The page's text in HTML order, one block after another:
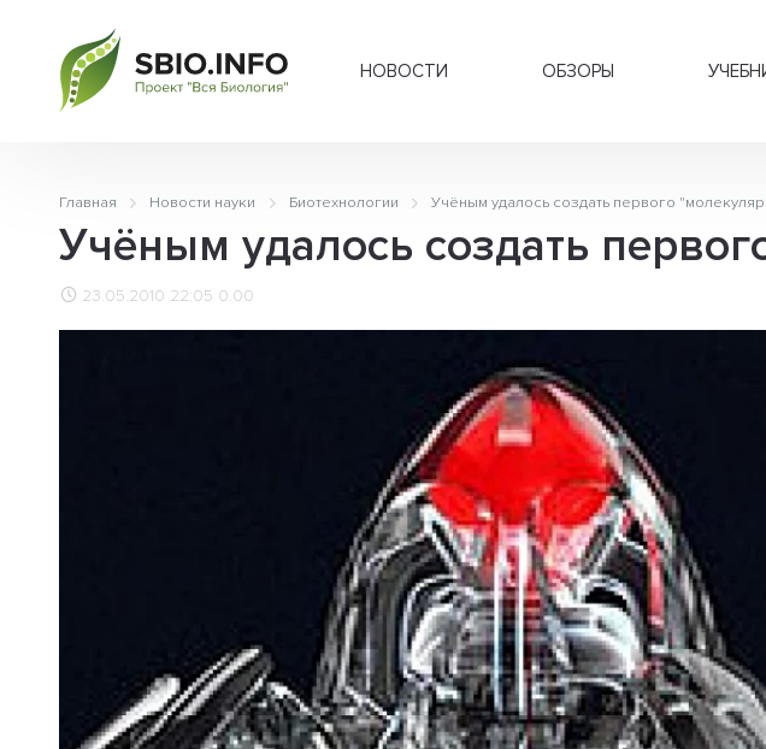
НОВОСТИ ОБЗОРЫ
Главная Новости науки Биотехнологии Учёным удалось создать первого
Учёным удалось создать
23.05.2010 22:05 0.00